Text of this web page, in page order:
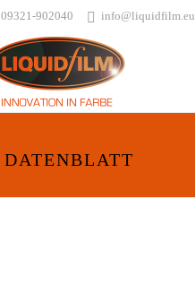
09321-902040 info@liquidfilm.eu
DATENBLATT